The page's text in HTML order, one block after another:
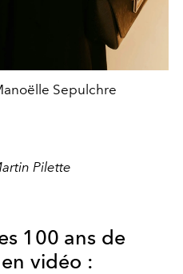
Sepulchre
Pilette
100 ans de
vidéo :